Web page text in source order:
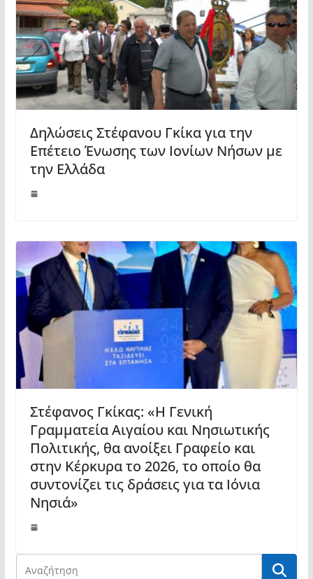
Δηλώσεις Στέφανου Γκίκα για την
Επέτειο Ένωσης των Ιονίων Νήσων με
την Ελλάδα
Στέφανος Γκίκας: «Η Γενική
Γραμματεία Αιγαίου και Νησιωτικής
Πολιτικής, θα ανοίξει Γραφείο και
στην Κέρκυρα το 2026, το οποίο θα
συντονίζει τις δράσεις για τα Ιόνια
Νησιά»